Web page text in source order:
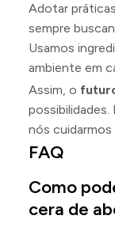
Adotar
sempre
Usamos
ambiente em
Assim, o
nós cuidarmos
FAQ
Como
cera de